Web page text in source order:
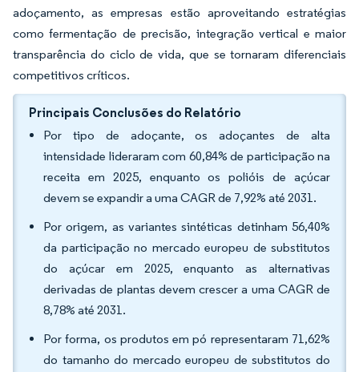
adoçamento, as empresas estão aproveitando estratégias
como fermentação de precisão, integração vertical e maior
transparência do ciclo de vida, que se tornaram diferenciais
competitivos críticos.
Principais Conclusões do Relatório
Por tipo de adoçante, os adoçantes de alta
intensidade lideraram com 60,84% de participação na
receita em 2025, enquanto os polióis de açúcar
devem se expandir a uma CAGR de 7,92% até 2031.
Por origem, as variantes sintéticas detinham 56,40%
da participação no mercado europeu de substitutos
do açúcar em 2025, enquanto as alternativas
derivadas de plantas devem crescer a uma CAGR de
8,78% até 2031.
Por forma, os produtos em pó representaram 71,62%
do tamanho do mercado europeu de substitutos do